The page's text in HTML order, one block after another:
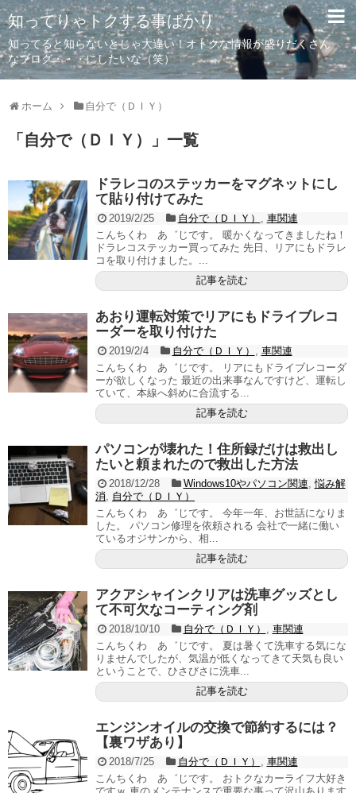
知ってりゃトクする事ばかり
知ってると知らないとじゃ大違い！オトクな情報が盛りだくさん
なブログ・・・にしたいな（笑）
ホーム 自分で（ＤＩＹ）
「 自分で（ＤＩＹ） 」 一覧
ドラレコのステッカーをマグネットにし
て貼り付けてみた
2019/2/25 自分で（ＤＩＹ） , 車関連
こんちくわ あ゛じです。 暖かくなってきましたね！
ドラレコステッカー買ってみた 先日、リアにもドラレ
コを取り付けました。...
記事を読む
あおり運転対策でリアにもドライブレコ
ーダーを取り付けた
2019/2/4 自分で（ＤＩＹ） , 車関連
こんちくわ あ゛じです。 リアにもドライブレコーダ
ーが欲しくなった 最近の出来事なんですけど、運転し
ていて、本線へ斜めに合流する...
記事を読む
パソコンが壊れた！住所録だけは救出し
たいと頼まれたので救出した方法
2018/12/28 Windows10やパソコン関連,悩み解
消, 自分で（ＤＩＹ）
こんちくわ あ゛じです。 今年一年、お世話になりま
した。 パソコン修理を依頼される 会社で一緒に働い
ているオジサンから、相...
記事を読む
アクアシャインクリアは洗車グッズとし
て不可欠なコーティング剤
2018/10/10 自分で（ＤＩＹ） , 車関連
こんちくわ あ゛じです。 夏は暑くて洗車する気にな
りませんでしたが、気温が低くなってきて天気も良い
ということで、ひさびさに洗車...
記事を読む
エンジンオイルの交換で節約するには？
【裏ワザあり】
2018/7/25 自分で（ＤＩＹ） , 車関連
こんちくわ あ゛じです。 おトクなカーライフ大好き